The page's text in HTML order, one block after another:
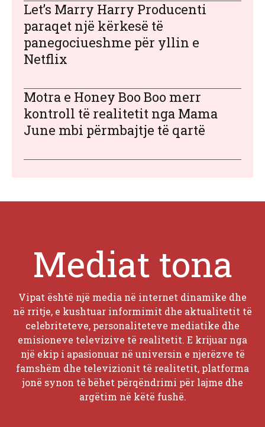
Let’s Marry Harry Producenti
paraqet një kërkesë të
panegociueshme për yllin e
Netflix
Motra e Honey Boo Boo merr
kontroll të realitetit nga Mama
June mbi përmbajtje të qartë
Mediat tona
Vipat është një media në internet dinamike dhe
në rritje, e kushtuar informimit dhe aktualitetit të
celebriteteve, personaliteteve mediatike dhe
emisioneve televizive të realitetit. E krijuar nga
një ekip i apasionuar në universin e njerëzve të
famshëm dhe televizionit të realitetit, platforma
jonë synon të bëhet përqëndrimi për lajme dhe
argëtim në këtë fushë.